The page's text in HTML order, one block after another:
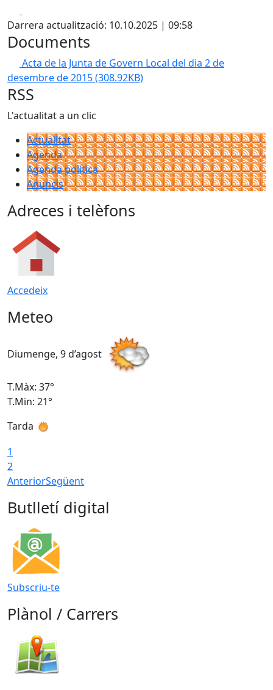
Darrera actualització: 10.10.2025 | 09:58
Documents
Acta de la Junta de Govern Local del dia 2 de
desembre de 2015(308.92KB)
RSS
L'actualitat a un clic
Actualitat
Agenda
Agenda política
Anuncis
Adreces i telèfons
Accedeix
Meteo
Diumenge, 9 d’agost
T.Màx: 37°
T.Min: 21°
Tarda
1
2
AnteriorSegüent
Butlletí digital
Subscriu-te
Plànol / Carrers